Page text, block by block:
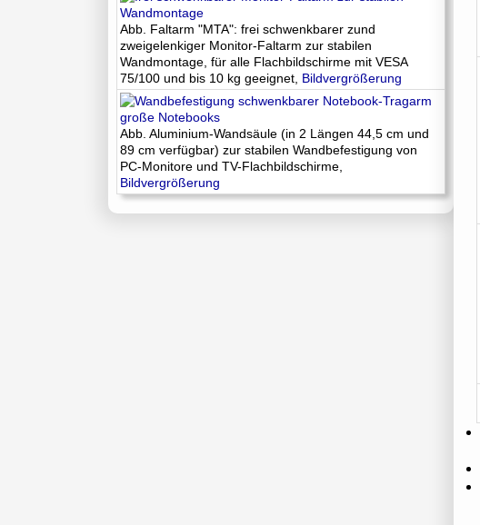
Abb. Faltarm "MTA": frei schwenkbarer zund
zweigelenkiger Monitor-Faltarm zur stabilen
Wandmontage, für alle Flachbildschirme mit VESA
75/100 und bis 10 kg geeignet, Bildvergrößerung
Abb. Aluminium-Wandsäule (in 2 Längen 44,5 cm und
89 cm verfügbar) zur stabilen Wandbefestigung von
PC-Monitore und TV-Flachbildschirme,
Bildvergrößerung